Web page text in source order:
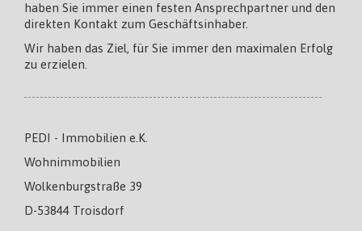
haben Sie immer einen festen Ansprechpartner und den
direkten Kontakt zum Geschäftsinhaber.
Wir haben das Ziel, für Sie immer den maximalen Erfolg
zu erzielen.
PEDI - Immobilien e.K.
Wohnimmobilien
Wolkenburgstraße 39
D-53844 Troisdorf